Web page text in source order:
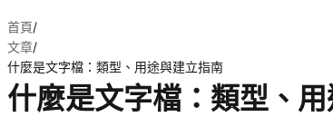
首頁/
文章/
什麼是文字檔：類型、用途與建立指南
什麼是文字檔：類型、